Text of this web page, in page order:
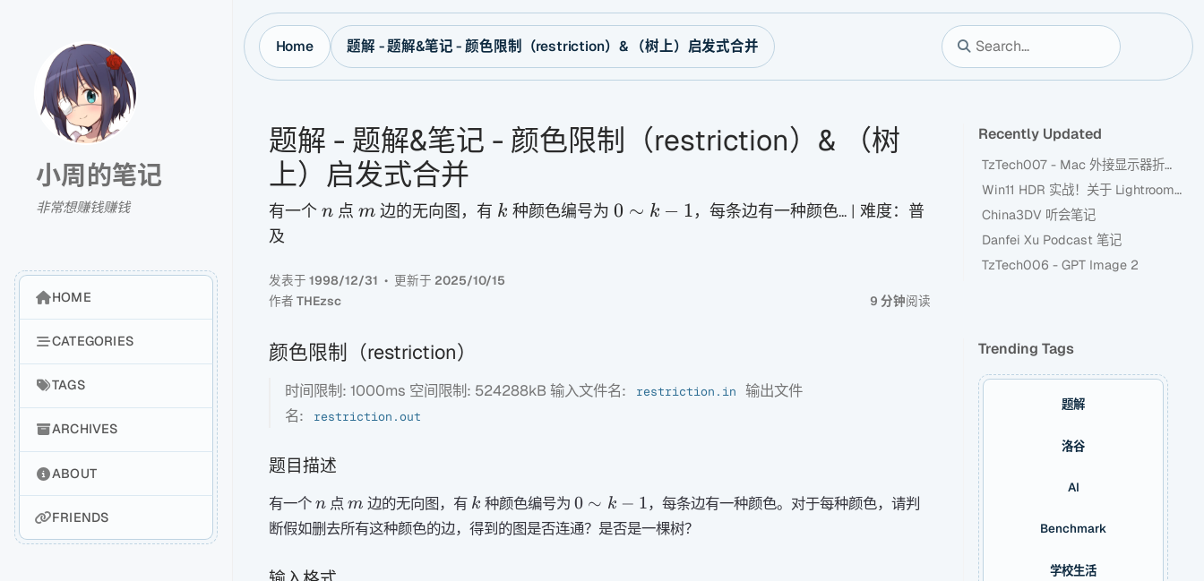
小周的笔记
非常想赚钱赚钱
HOME
CATEGORIES
TAGS
ARCHIVES
ABOUT
FRIENDS
Home 题解 - 题解&笔记 - 颜色限制（restriction）& （树上）启发式合并
题解 - 题解&笔记 - 颜色限制（restriction）& （树
上）启发式合并
有一个 n
n 点 m
m 边的无向图，有 k
k 种颜色编号为 0∼k−1
0 ∼ k − 1，每条边有一种颜色... | 难度：普
及
发表于 1998/12/31 更新于 2025/10/15
作者 THEzsc 9 分钟阅读
颜色限制（restriction）
时间限制: 1000ms 空间限制: 524288kB 输入文件名: restriction.in
输出文件
名:
restriction.out
题目描述
有一个n
n 点 m
m 边的无向图，有 k
k 种颜色编号为 0∼k−1
0 ∼ k − 1 ，每条边有一种颜色。对于每种颜色，请判
断假如删去所有这种颜色的边，得到的图是否连通？是否是一棵树？
Recently Updated
TzTech007 - Mac 外接显示器折腾记
Win11 HDR 实战！关于 Lightroom 新 HDR 功能
China3DV 听会笔记
Danfei Xu Podcast 笔记
TzTech006 - GPT Image 2
Trending Tags
题解
洛谷
AI
Benchmark
学校生活